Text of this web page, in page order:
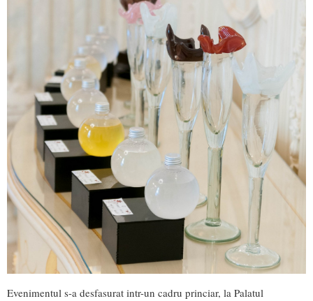
Evenimentul s-a desfasurat intr-un cadru princiar, la Palatul